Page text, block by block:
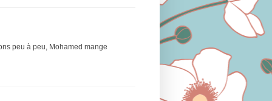
peu à peu, Mohamed mange